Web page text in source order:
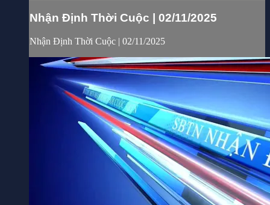
Nhận Định Thời Cuộc | 02/11/2025
Nhận Định Thời Cuộc | 02/11/2025